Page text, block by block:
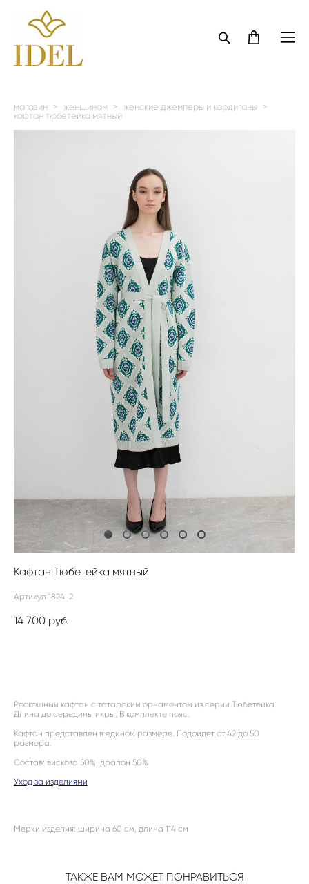
магазин > женщинам > женские джемперы и кардиганы >
кафтан тюбетейка мятный
Кафтан Тюбетейка мятный
Артикул 1824-2
14 700 pуб.
Роскошный кафтан с татарским орнаментом из серии Тюбетейка.
Длина до середины икры. В комплекте пояс.
Кафтан представлен в едином размере. Подойдет от 42 до 50
размера.
Состав: вискоза 50%, дралон 50%
Уход за изделиями
Мерки изделия: ширина 60 см, длина 114 см
ТАКЖЕ ВАМ МОЖЕТ ПОНРАВИТЬСЯ